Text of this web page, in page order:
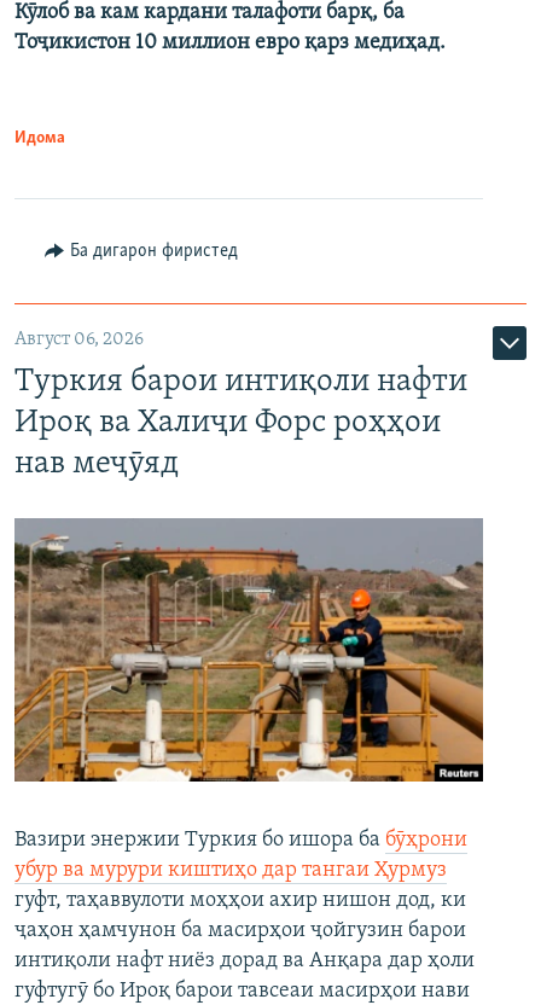
Кӯлоб ва кам кардани талафоти барқ, ба
Тоҷикистон 10 миллион евро қарз медиҳад.
Идома
Ба дигарон фиристед
Август 06, 2026
Туркия барои интиқоли нафти
Ироқ ва Халиҷи Форс роҳҳои
нав меҷӯяд
Вазири энержии Туркия бо ишора ба бӯҳрони
убур ва мурури киштиҳо дар тангаи Ҳурмуз
гуфт, таҳаввулоти моҳҳои ахир нишон дод, ки
ҷаҳон ҳамчунон ба масирҳои ҷойгузин барои
интиқоли нафт ниёз дорад ва Анқара дар ҳоли
гуфтугӯ бо Ироқ барои тавсеаи масирҳои нави